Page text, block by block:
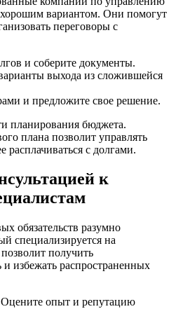
вариантом. Они помогут
переговоры с
и соберите документы.
выхода из сложившейся
и предложите свое решение.
планирования бюджета.
плана позволит управлять
расплачиваться с долгами.
к
обязательств разумно
специализируется на
получить
избежать распространенных
опыт и репутацию